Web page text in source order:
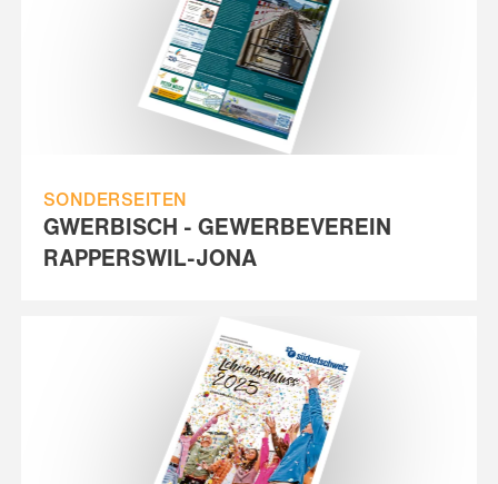
SONDERSEITEN
GWERBISCH - GEWERBEVEREIN
RAPPERSWIL-JONA